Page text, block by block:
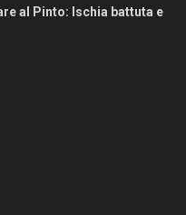
al Pinto: Ischia battuta e